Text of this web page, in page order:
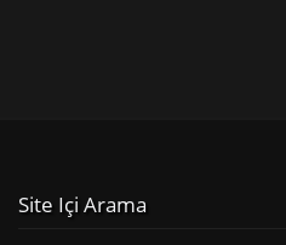
Site Içi Arama